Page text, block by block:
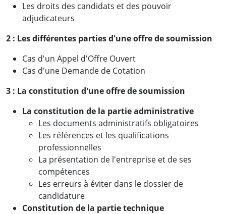
Les droits des candidats et des pouvoir
adjudicateurs
2 : Les différentes parties d'une offre de soumission
Cas d'un Appel d'Offre Ouvert
Cas d'une Demande de Cotation
3 : La constitution d'une offre de soumission
La constitution de la partie administrative
Les documents administratifs obligatoires
Les références et les qualifications
professionnelles
La présentation de l'entreprise et de ses
compétences
Les erreurs à éviter dans le dossier de
candidature
Constitution de la partie technique